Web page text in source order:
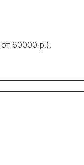
60000 р.).